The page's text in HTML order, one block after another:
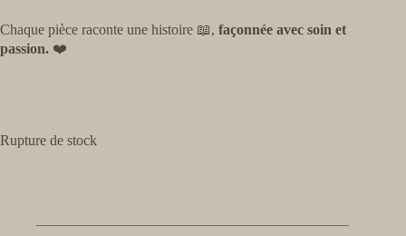
Chaque pièce raconte une histoire 📖, façonnée avec soin et
passion. ❤️
Rupture de stock